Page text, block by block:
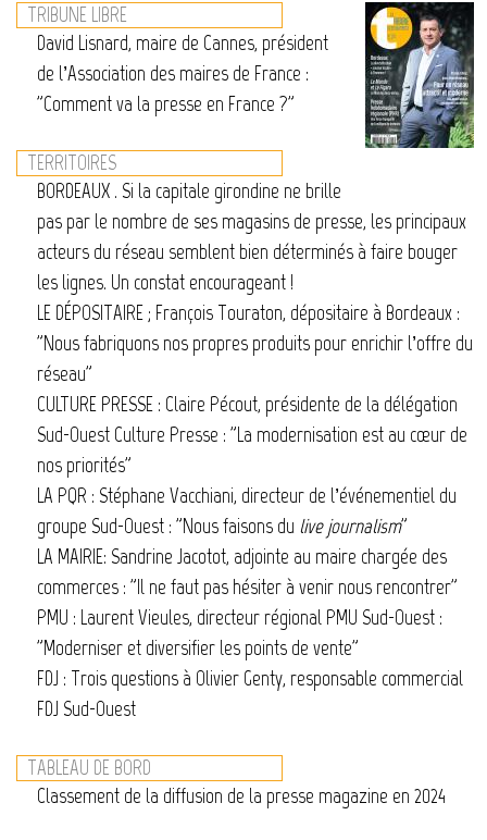
Image
TRIBUNE LIBRE
David Lisnard, maire de Cannes, président
de l’Association des maires de France :
"Comment va la presse en France ?"
TERRITOIRES
BORDEAUX . Si la capitale girondine ne brille
pas par le nombre de ses magasins de presse, les principaux
acteurs du réseau semblent bien déterminés à faire bouger
les lignes. Un constat encourageant !
LE DÉPOSITAIRE ; François Touraton, dépositaire à Bordeaux :
"Nous fabriquons nos propres produits pour enrichir l’offre du
réseau"
CULTURE PRESSE : Claire Pécout, présidente de la délégation
Sud-Ouest Culture Presse : "La modernisation est au cœur de
nos priorités"
LA PQR : Stéphane Vacchiani, directeur de l’événementiel du
groupe Sud-Ouest : "Nous faisons du live journalism"
LA MAIRIE: Sandrine Jacotot, adjointe au maire chargée des
commerces : "Il ne faut pas hésiter à venir nous rencontrer"
PMU : Laurent Vieules, directeur régional PMU Sud-Ouest :
"Moderniser et diversifier les points de vente"
FDJ : Trois questions à Olivier Genty, responsable commercial
FDJ Sud-Ouest
TABLEAU DE BORD
Classement de la diffusion de la presse magazine en 2024